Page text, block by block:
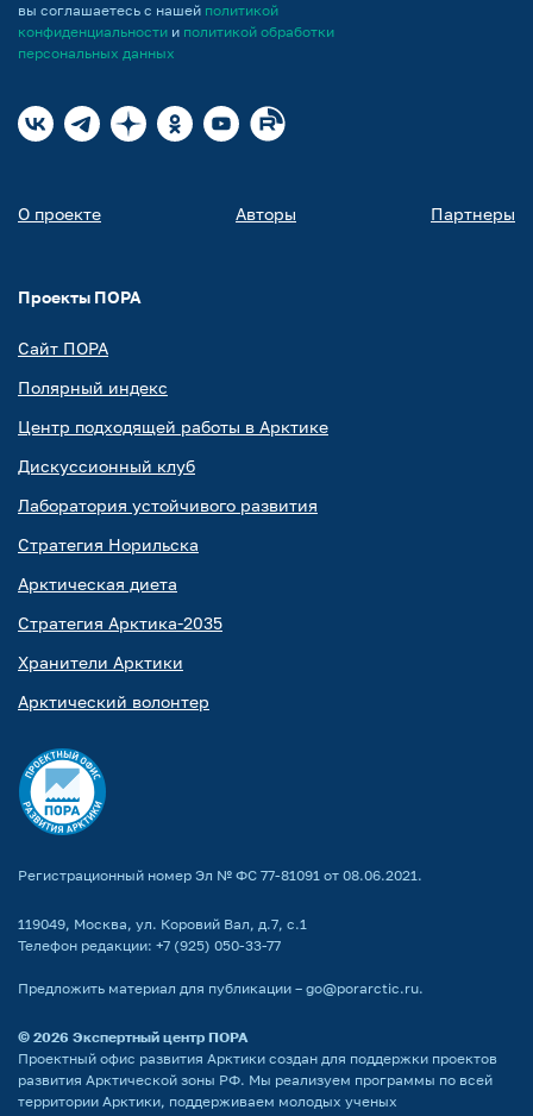
вы соглашаетесь с нашей политикой
конфиденциальности и политикой обработки
персональных данных
О проекте Авторы Партнеры
Проекты ПОРА
Сайт ПОРА
Полярный индекс
Центр подходящей работы в Арктике
Дискуссионный клуб
Лаборатория устойчивого развития
Стратегия Норильска
Арктическая диета
Стратегия Арктика-2035
Хранители Арктики
Арктический волонтер
Регистрационный номер Эл № ФС 77-81091 от 08.06.2021.
119049, Москва, ул. Коровий Вал, д.7, с.1
Телефон редакции: +7 (925) 050-33-77
Предложить материал для публикации – go@porarctic.ru.
© 2026 Экспертный центр ПОРА
Проектный офис развития Арктики создан для поддержки проектов
развития Арктической зоны РФ. Мы реализуем программы по всей
территории Арктики, поддерживаем молодых ученых